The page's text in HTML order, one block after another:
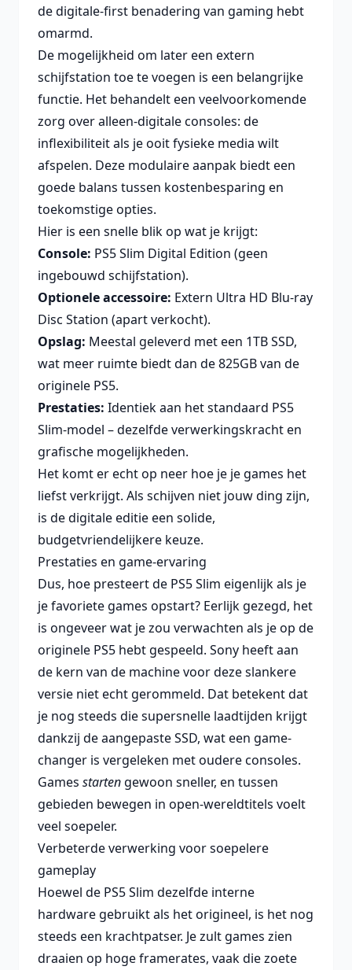
de digitale-first benadering van gaming hebt
omarmd.
De mogelijkheid om later een extern
schijfstation toe te voegen is een belangrijke
functie. Het behandelt een veelvoorkomende
zorg over alleen-digitale consoles: de
inflexibiliteit als je ooit fysieke media wilt
afspelen. Deze modulaire aanpak biedt een
goede balans tussen kostenbesparing en
toekomstige opties.
Hier is een snelle blik op wat je krijgt:
Console: PS5 Slim Digital Edition (geen
ingebouwd schijfstation).
Optionele accessoire: Extern Ultra HD Blu-ray
Disc Station (apart verkocht).
Opslag: Meestal geleverd met een 1TB SSD,
wat meer ruimte biedt dan de 825GB van de
originele PS5.
Prestaties: Identiek aan het standaard PS5
Slim-model – dezelfde verwerkingskracht en
grafische mogelijkheden.
Het komt er echt op neer hoe je je games het
liefst verkrijgt. Als schijven niet jouw ding zijn,
is de digitale editie een solide,
budgetvriendelijkere keuze.
Prestaties en game-ervaring
Dus, hoe presteert de PS5 Slim eigenlijk als je
je favoriete games opstart? Eerlijk gezegd, het
is ongeveer wat je zou verwachten als je op de
originele PS5 hebt gespeeld. Sony heeft aan
de kern van de machine voor deze slankere
versie niet echt gerommeld. Dat betekent dat
je nog steeds die supersnelle laadtijden krijgt
dankzij de aangepaste SSD, wat een game-
changer is vergeleken met oudere consoles.
Games starten gewoon sneller, en tussen
gebieden bewegen in open-wereldtitels voelt
veel soepeler.
Verbeterde verwerking voor soepelere
gameplay
Hoewel de PS5 Slim dezelfde interne
hardware gebruikt als het origineel, is het nog
steeds een krachtpatser. Je zult games zien
draaien op hoge framerates, vaak die zoete